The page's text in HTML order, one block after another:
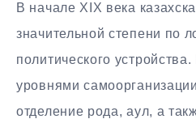
В начале XIX века
значительной степени по
политического
уровнями
отделение рода, аул, а